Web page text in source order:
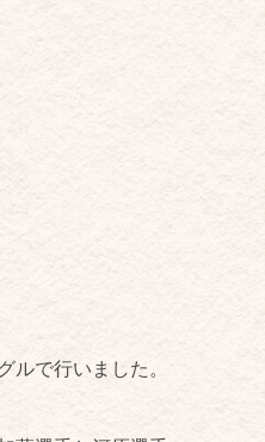
ルで行いました。